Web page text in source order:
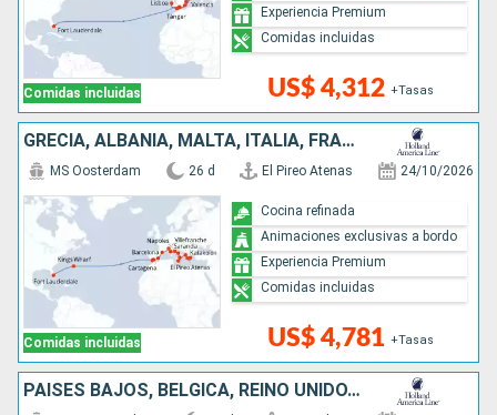
Comidas incluidas US$ 4,312 +Tasas
Experiencia Premium
Comidas incluidas
GRECIA, ALBANIA, MALTA, ITALIA, FRANCIA, ESPAÑA, BERMUDAS, ESTADOS UNIDOS
Comidas incluidas
MS Oosterdam 26 d El Pireo Atenas 24/10/2026
US$ 4,781 +Tasas
Cocina refinada
Animaciones exclusivas a bordo
Experiencia Premium
Comidas incluidas
PAISES BAJOS, BÉLGICA, REINO UNIDO, FRANCIA, ESTADOS UNIDOS